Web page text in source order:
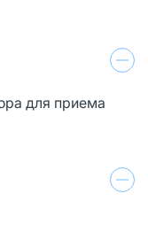
для приема